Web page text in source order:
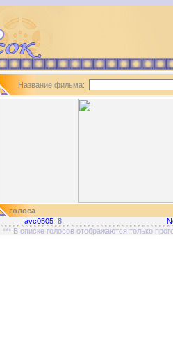
Название фильма:
голоса
avc0505 8
*** В списке голосов отображаются только